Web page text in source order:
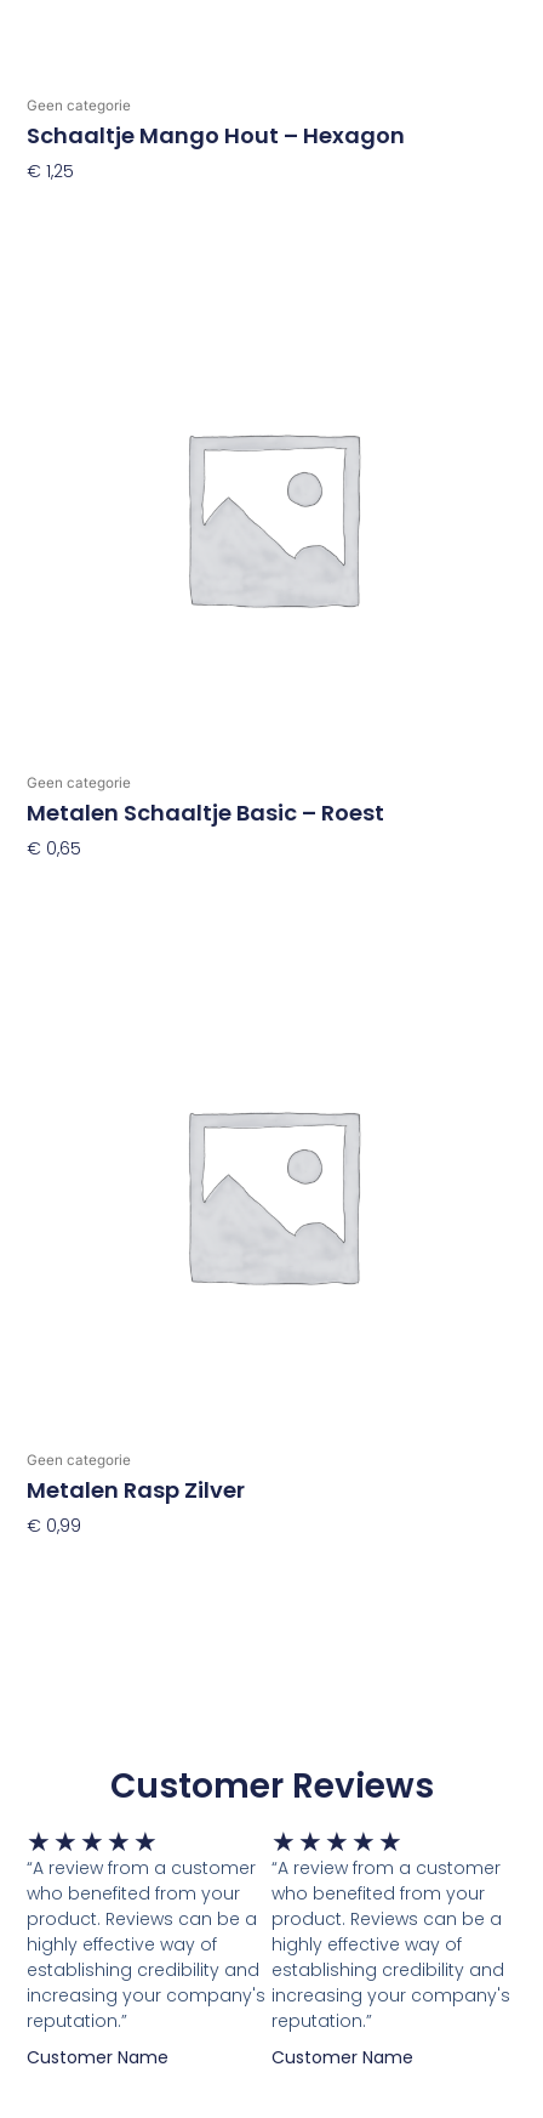
Geen categorie
Schaaltje Mango Hout – Hexagon
€ 1,25
Geen categorie
Metalen Schaaltje Basic – Roest
€ 0,65
Geen categorie
Metalen Rasp Zilver
€ 0,99
Customer Reviews
★ ★ ★ ★ ★ Waardering
5
van
5
“A review from a customer
who benefited from your
product. Reviews can be a
highly effective way of
establishing credibility and
increasing your company's
reputation.”
Customer Name
★ ★ ★ ★ ★
5
van
5
“A review from a customer
who benefited from your
product. Reviews can be a
highly effective way of
establishing credibility and
increasing your company's
reputation.”
Customer Name